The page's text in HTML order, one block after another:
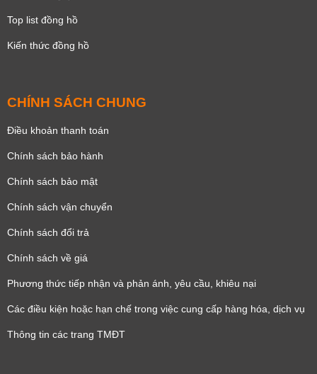
Top list đồng hồ
Kiến thức đồng hồ
CHÍNH SÁCH CHUNG
Điều khoản thanh toán
Chính sách bảo hành
Chính sách bảo mật
Chính sách vận chuyển
Chính sách đổi trả
Chính sách về giá
Phương thức tiếp nhận và phản ánh, yêu cầu, khiêu nại
Các điều kiện hoặc hạn chế trong việc cung cấp hàng hóa, dịch vụ
Thông tin các trang TMĐT